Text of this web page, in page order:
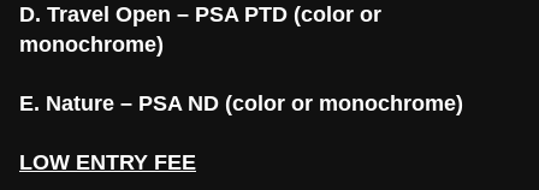
D. Travel Open – PSA PTD (color or
monochrome)
E. Nature – PSA ND (color or monochrome)
LOW ENTRY FEE